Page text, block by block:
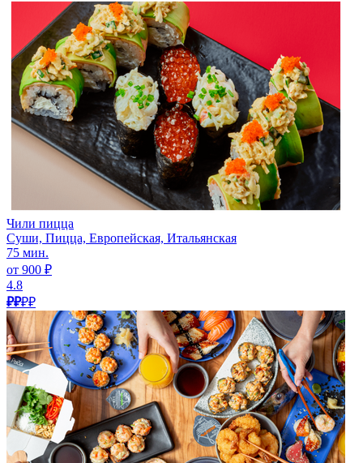
Чили пицца
Суши, Пицца, Европейская, Итальянская
75 мин.
от 900 ₽
4.8
₽₽₽₽